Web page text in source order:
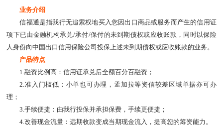
业务介绍
信福通是指我行无追索权地买入您因出口商品或服务而产生的信用证
项下已由金融机构承兑/承付/保付的未到期债权或应收账款，同时以保险
人身份向中国出口信用保险公司投保上述未到期债权或应收账款的业务。
产品特点
1.融资比例高：信用证承兑后全额百分百融资；
2.准入门槛低：小单也可办理，孟加拉等资信较差区域单据亦可办
理；
3.手续便捷：由我行投保并承担保费，手续更便捷；
4.改善现金流量：远期收款变成当期现金流入，提高您的筹资能力。